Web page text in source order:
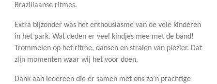
Braziliaanse ritmes.
Extra bijzonder was het enthousiasme van de vele kinderen
in het park. Wat deden er veel kindjes mee met de band!
Trommelen op het ritme, dansen en stralen van plezier. Dat
zijn momenten waar wij het voor doen.
Dank aan iedereen die er samen met ons zo’n prachtige